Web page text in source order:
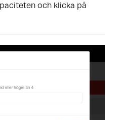
och klicka på